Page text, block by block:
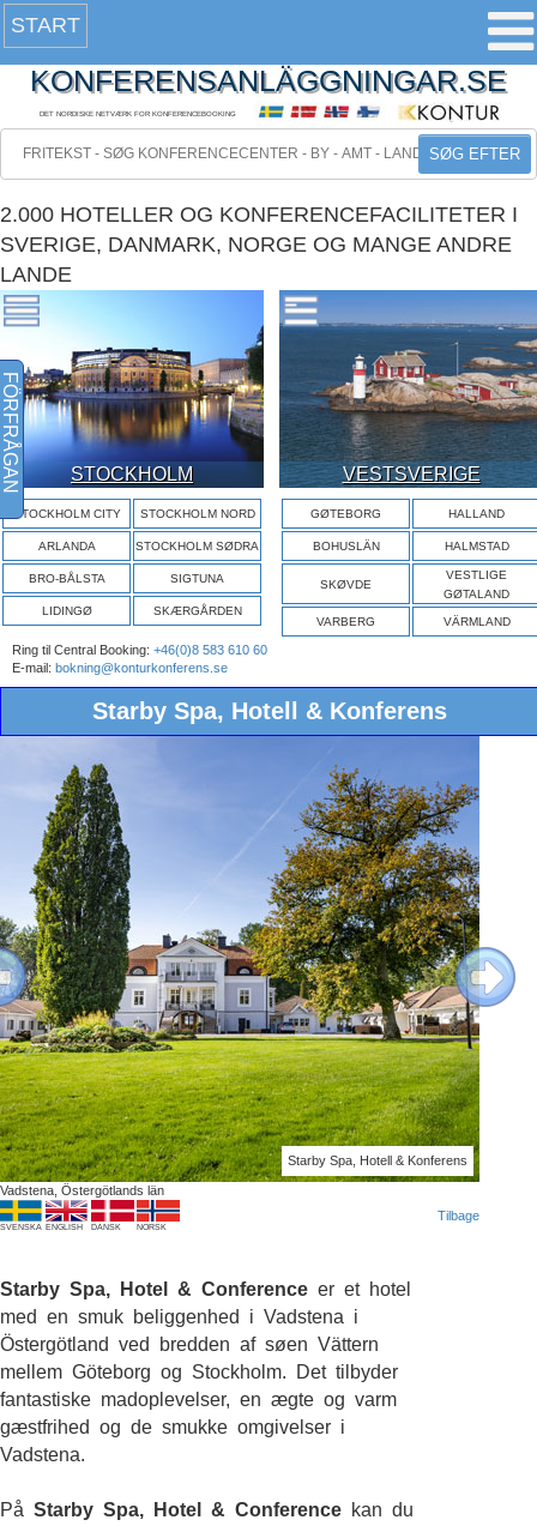
START
KONFERENSANLÄGGNINGAR.SE
DET NORDISKE NETVÆRK FOR KONFERENCEBOOKING
SØG EFTER
2.000 HOTELLER OG KONFERENCEFACILITETER I
SVERIGE, DANMARK, NORGE OG MANGE ANDRE
LANDE
STOCKHOLM
STOCKHOLM CITY STOCKHOLM NORD
ARLANDA STOCKHOLM SØDRA
BRO-BÅLSTA SIGTUNA
LIDINGØ SKÆRGÅRDEN
VESTSVERIGE
GØTEBORG HALLAND
BOHUSLÄN HALMSTAD
SKØVDE
VESTLIGE
GØTALAND
VARBERG VÄRMLAND
Ring til Central Booking: +46(0)8 583 610 60
E-mail: bokning@konturkonferens.se
Starby Spa, Hotell & Konferens
Starby Spa, Hotell & Konferens
Next
Vadstena, Östergötlands län
SVENSKA ENGLISH DANSK NORSK
Tilbage
Starby Spa, Hotel & Conference er et hotel
med en smuk beliggenhed i Vadstena i
Östergötland ved bredden af søen Vättern
mellem Göteborg og Stockholm. Det tilbyder
fantastiske madoplevelser, en ægte og varm
gæstfrihed og de smukke omgivelser i
Vadstena.
På Starby Spa, Hotel & Conference kan du
FÖRFRÅGAN